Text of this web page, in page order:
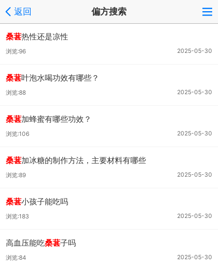
返回 偏方搜索
桑葚热性还是凉性
2025-05-30
浏览:96
桑葚叶泡水喝功效有哪些？
2025-05-30
浏览:88
桑葚加蜂蜜有哪些功效？
2025-05-30
浏览:106
桑葚加冰糖的制作方法，主要材料有哪些
2025-05-30
浏览:89
桑葚小孩子能吃吗
2025-05-30
浏览:183
高血压能吃桑葚子吗
2025-05-30
浏览:84